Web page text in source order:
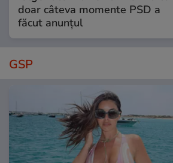
doar câteva momente PSD a
făcut anunțul
GSP